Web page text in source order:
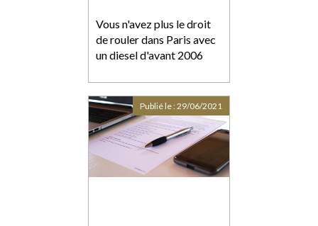
Vous n'avez plus le droit
de rouler dans Paris avec
un diesel d'avant 2006
Publié le :29/06/2021